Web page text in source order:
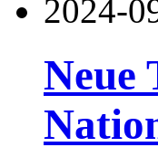
2024-
Neue